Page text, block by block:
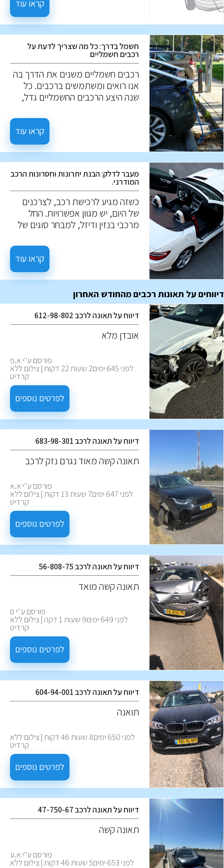
מזהם. אז מה הם רכבים היברידיים?
קראו עוד
חשמל בדרך: כל מה שצריך לדעת על
רכבים חשמליים
רכבים חשמליים משנים את הדרך בה
אנו רואים ומשתמשים ברכבים. כל
שנה היצע הרכבים החשמליים גדל,
בעצם רכבים חשמליים? איך הם
עובדים? במה הם שונים מרכבים
רגילים? ולמה הם כל כך מבוקשים? על
השאלות האלו, נענה במאמר הבא.
קראו עוד
מעבר לדלק: הבנת יתרונות וחסרונות הרכב
המודרני.
כשזה מגיע לרכישת רכב, לצרכנים
של היום, יש מגוון אפשרויות. החל
מרכבי בנזין ודיזל, למבחר סוגים של
אפשרות יש צירוף ייחודי של יתרונות
וחסכונות. הבנה של אלו, תעזור לבצע
את ההחלטה המיטבית לצרכים
שלכם.
קראו עוד
דיווחים על תאונות רכבים מהחודש האחרון
דיווח על תאונה לרכב 612-98-802
אובדן מלא
פורסם ע''י א.פ
לפני 645 ימים2 שעות 22 דקות | צילום ללא
קרדיט
לפרטים נוספים
דיווח על תאונה לרכב 683-98-301
‏תאונה קשה מאוד נגרם נזק לרכב
פורסם ע''י א.א
לפני 647 ימים7 שעות 13 דקות | צילום ללא
קרדיט
לפרטים נוספים
דיווח על תאונה לרכב 56-808-75
תאונה קשה מואד
פורסם ע''י ס
לפני 649 ימים9 שעות 1 דקה | צילום ללא
קרדיט
לפרטים נוספים
דיווח על תאונה לרכב 604-94-001
תואנה
לפני 650 ימים8 שעות 46 דקות | צילום ללא
קרדיט
לפרטים נוספים
דיווח על תאונה לרכב 47-750-67
‏תאונה קשה
פורסם ע''י א.ע
לפני 653 ימים5 שעות 46 דקות | צילום ללא